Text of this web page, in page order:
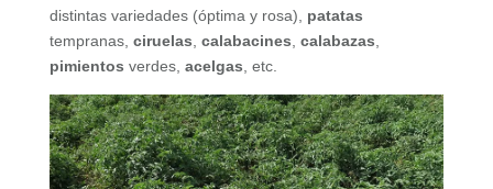
distintas variedades (óptima y rosa), patatas
tempranas, ciruelas calabacines calabazas
pimientos verdes, acelgas , etc.